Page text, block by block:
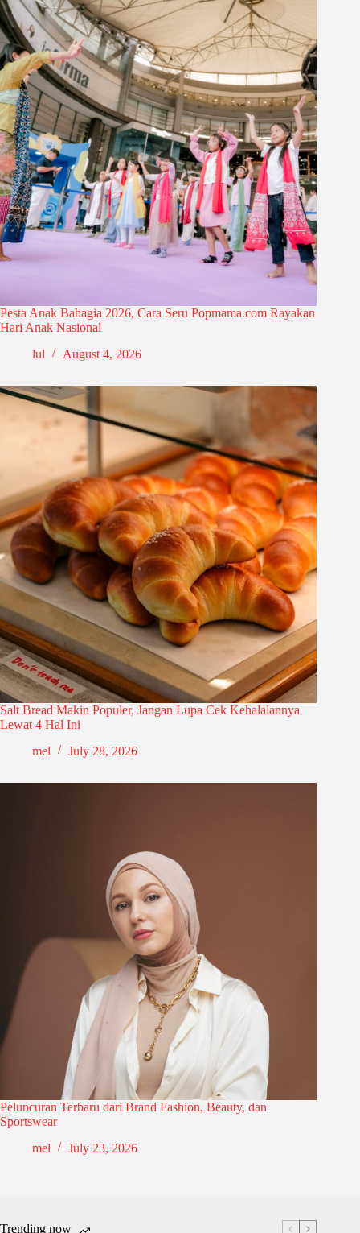
Pesta Anak Bahagia 2026, Cara Seru Popmama.com Rayakan
Hari Anak Nasional
lul
August 4, 2026
Salt Bread Makin Populer, Jangan Lupa Cek Kehalalannya
Lewat 4 Hal Ini
mel
July 28, 2026
Peluncuran Terbaru dari Brand Fashion, Beauty, dan
Sportswear
mel
July 23, 2026
Trending now